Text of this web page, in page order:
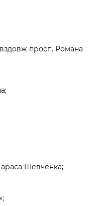
просп. Романа
Шевченка;